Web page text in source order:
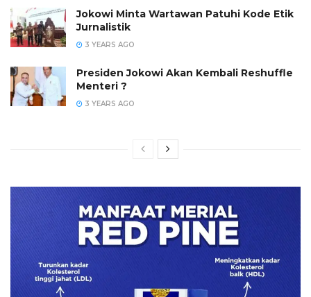
Jokowi Minta Wartawan Patuhi Kode Etik
Jurnalistik
3 YEARS AGO
Presiden Jokowi Akan Kembali Reshuffle
Menteri ?
3 YEARS AGO